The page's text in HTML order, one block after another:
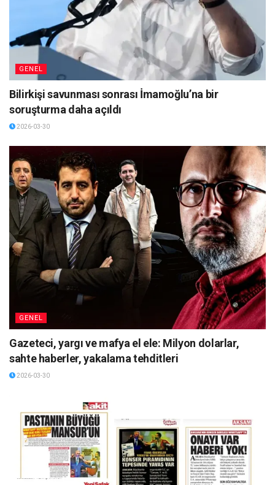
GENEL
Bilirkişi savunması sonrası İmamoğlu’na bir
soruşturma daha açıldı
2026-03-30
GENEL
Gazeteci, yargı ve mafya el ele: Milyon dolarlar,
sahte haberler, yakalama tehditleri
2026-03-30